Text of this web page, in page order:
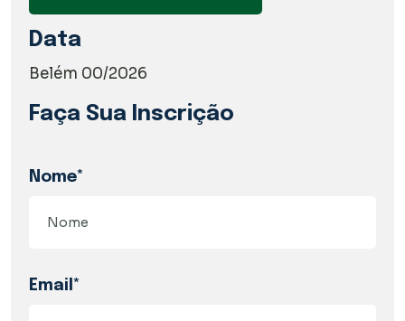
Data
Belém 00/2026
Faça Sua Inscrição
Nome*
Email*